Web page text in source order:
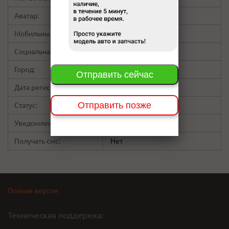
Аватар:
Мобильный: не указано
Социальная сеть:
Город: Красноярск
Дата регистрации: 05:58 08.06.15
Статус: Пользователь
Уведомления на Email:
Получать смс: Нет
Полная версия
Техническая поддержка:
Отправить сейчас
Отправить позже